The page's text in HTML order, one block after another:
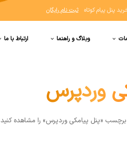
پنل پیام کوتاه ثبت نام رایگان
وبلاگ و راهنما ارتباط با ما
وردپرس
برچسب «پنل پیامکی وردپرس» را مشاهده کنيد